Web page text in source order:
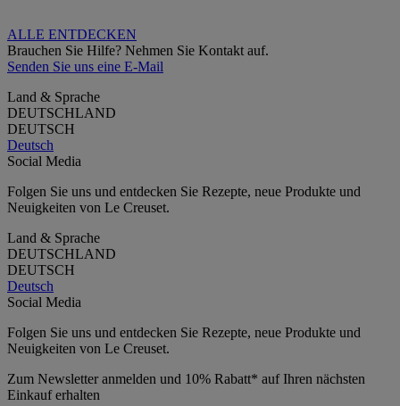
ALLE ENTDECKEN
Brauchen Sie Hilfe? Nehmen Sie Kontakt auf.
Senden Sie uns eine E-Mail
Land & Sprache
DEUTSCHLAND
DEUTSCH
Deutsch
Social Media
Folgen Sie uns und entdecken Sie Rezepte, neue Produkte und
Neuigkeiten von Le Creuset.
Land & Sprache
DEUTSCHLAND
DEUTSCH
Deutsch
Social Media
Folgen Sie uns und entdecken Sie Rezepte, neue Produkte und
Neuigkeiten von Le Creuset.
Zum Newsletter anmelden und 10% Rabatt* auf Ihren nächsten
Einkauf erhalten